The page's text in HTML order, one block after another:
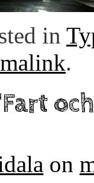
in
.
Fart
on